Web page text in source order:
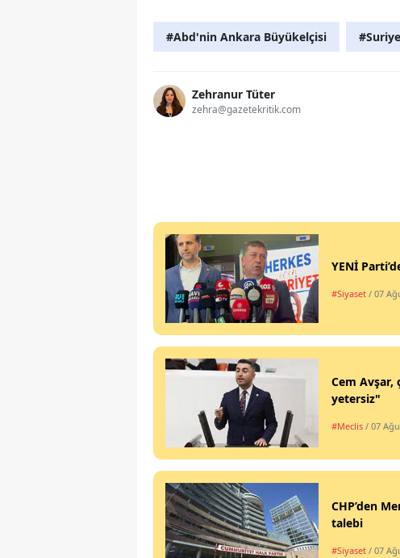
#Abd'nin Ankara Büyükelçisi
Zehranur Tüter
zehra@gazetekritik.com
YENİ
#Siyaset / 07
Cem
yetersiz"
#Meclis / 07
CHP’den
talebi
#Siyaset / 07